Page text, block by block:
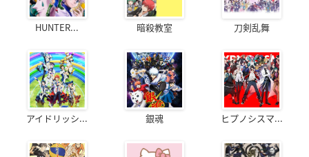
HUNTER... 暗殺教室 刀剣乱舞
アイドリッシ... 銀魂 ヒプノシスマ...